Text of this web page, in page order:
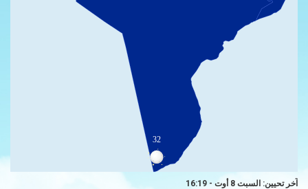
32
آخر تحيين: السبت 8 أوت - 16:19